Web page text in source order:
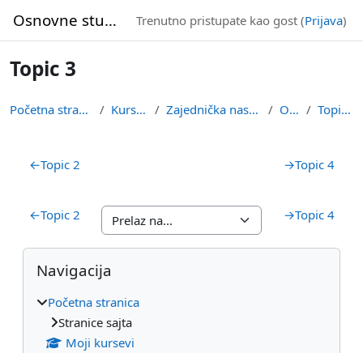
Osnovne studije Trenutno pristupate kao gost (Prijava)
Topic 3
Početna stranica Kursevi Zajednička nastava OVS Topic 3
Pregled sekcija
←Topic 2 →Topic 4
←Topic 2 →Topic 4
Blokovi
Preskoči Navigacija
Navigacija
Početna stranica
Stranice sajta
Moji kursevi